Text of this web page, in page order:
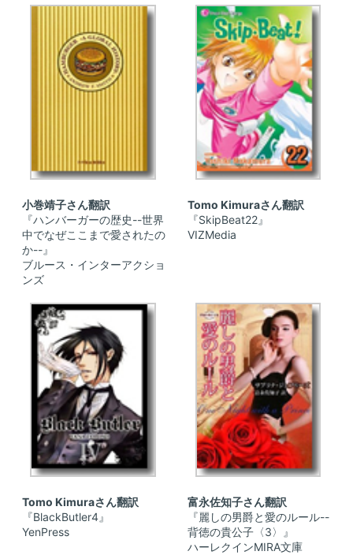
小巻靖子さん翻訳
『ハンバーガーの歴史--世界
中でなぜここまで愛されたの
か--』
ブルース・インターアクショ
ンズ
Tomo Kimuraさん翻訳
『SkipBeat22』
VIZMedia
Tomo Kimuraさん翻訳
『BlackButler4』
YenPress
富永佐知子さん翻訳
『麗しの男爵と愛のルール--
背徳の貴公子〈3〉』
ハーレクインMIRA文庫